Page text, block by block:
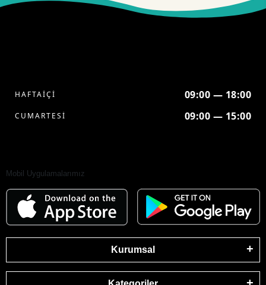
HAFTAİÇİ 09:00 — 18:00
CUMARTESİ 09:00 — 15:00
Mobil Uygulamalarımız
Kurumsal